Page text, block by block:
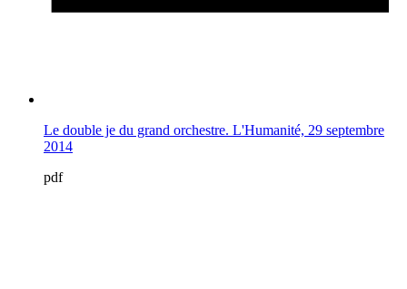
Le double je du grand orchestre. L'Humanité, 29 septembre
2014
pdf